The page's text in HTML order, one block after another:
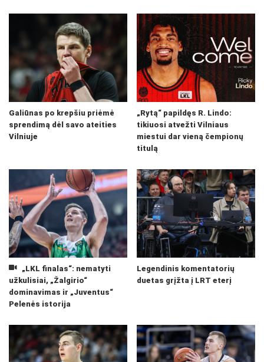
Galiūnas po krepšiu priėmė
sprendimą dėl savo ateities
Vilniuje
„Rytą“ papildęs R. Lindo:
tikiuosi atvežti Vilniaus
miestui dar vieną čempionų
titulą
„LKL finalas“: nematyti
užkulisiai, „Žalgirio“
dominavimas ir „Juventus“
Pelenės istorija
Legendinis komentatorių
duetas grįžta į LRT eterį